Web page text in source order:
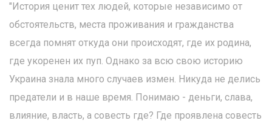
"История ценит тех людей, которые независимо от
обстоятельств, места проживания и гражданства
всегда помнят откуда они происходят, где их родина,
где укоренен их пуп. Однако за всю свою историю
Украина знала много случаев измен. Никуда не делись
предатели и в наше время. Понимаю - деньги, слава,
влияние, власть, а совесть где? Где проявлена совесть